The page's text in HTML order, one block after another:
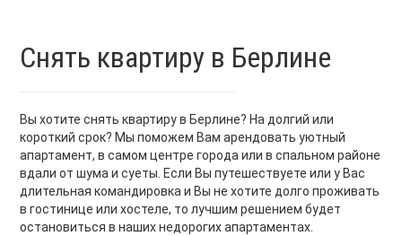
Снять квартиру в Берлине
Вы хотите снять квартиру в Берлине? На долгий или
короткий срок? Мы поможем Вам арендовать уютный
апартамент, в самом центре города или в спальном районе
вдали от шума и суеты. Если Вы путешествуете или у Вас
длительная командировка и Вы не хотите долго проживать
в гостинице или хостеле, то лучшим решением будет
остановиться в наших недорогих апартаментах.